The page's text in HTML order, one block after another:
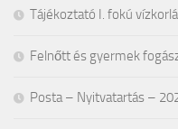
Tájékoztató I. fokú
Felnőtt és gyermek
Posta – Nyitvatartás –